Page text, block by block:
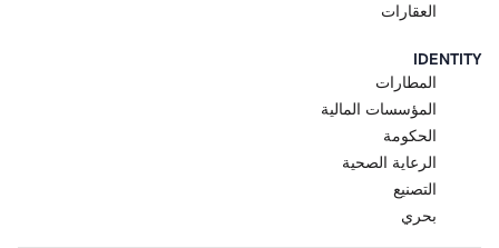
العقارات
IDENTITY
المطارات
المؤسسات المالية
الحكومة
الرعاية الصحية
التصنيع
بحري